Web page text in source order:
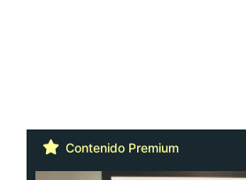
Contenido Premium